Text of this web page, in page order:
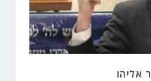
אליהו